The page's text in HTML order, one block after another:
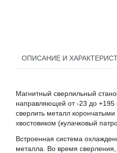
ОПИСАНИЕ И
Магнитный сверлильный
направляющей от -23 до
сверлить металл
хвостовиком (кулачковый
Встроенная система
металла. Во время